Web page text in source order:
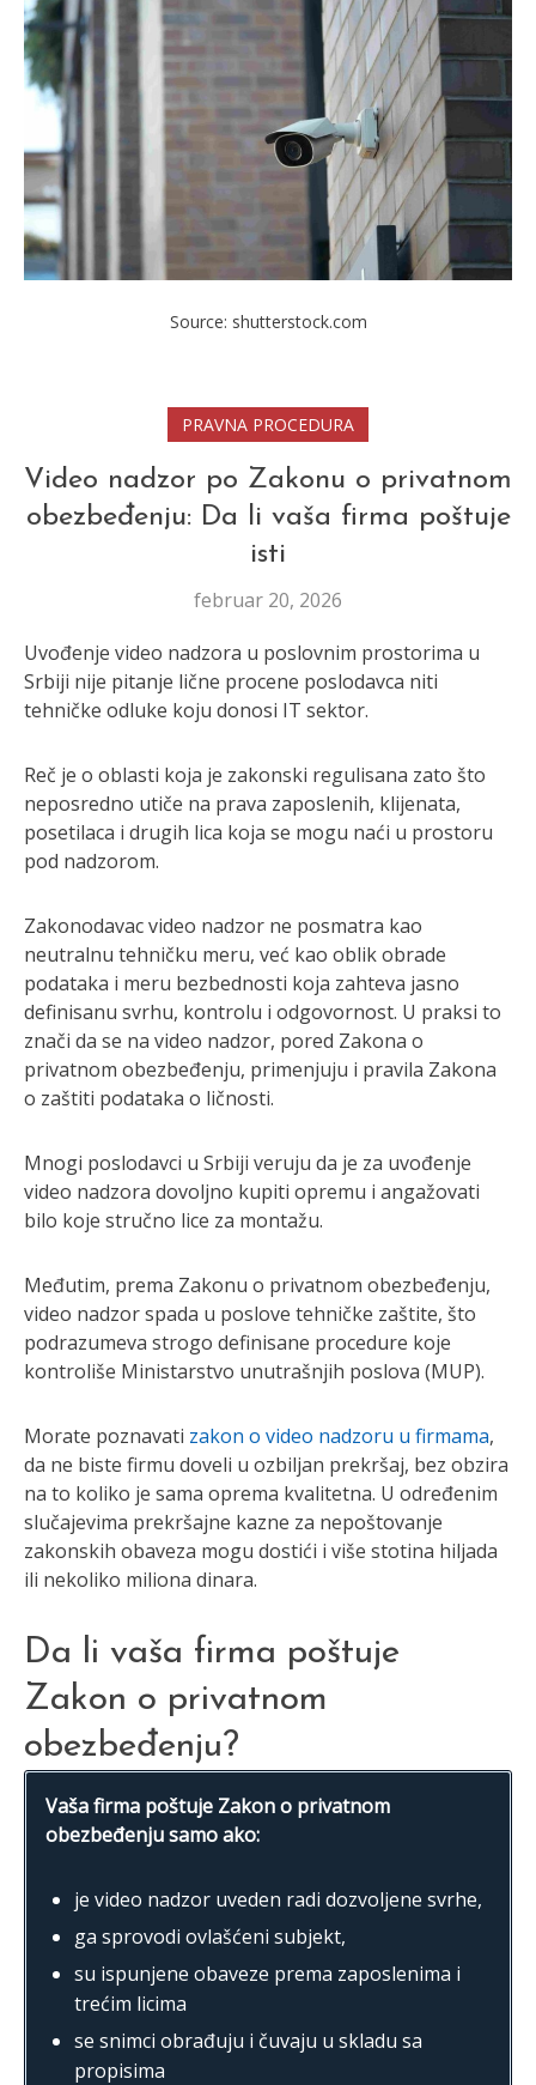
Source: shutterstock.com
PRAVNA PROCEDURA
Video nadzor po Zakonu o privatnom
obezbeđenju: Da li vaša firma poštuje
isti
februar 20, 2026
Uvođenje video nadzora u poslovnim prostorima u
Srbiji nije pitanje lične procene poslodavca niti
tehničke odluke koju donosi IT sektor.
Reč je o oblasti koja je zakonski regulisana zato što
neposredno utiče na prava zaposlenih, klijenata,
posetilaca i drugih lica koja se mogu naći u prostoru
pod nadzorom.
Zakonodavac video nadzor ne posmatra kao
neutralnu tehničku meru, već kao oblik obrade
podataka i meru bezbednosti koja zahteva jasno
definisanu svrhu, kontrolu i odgovornost. U praksi to
znači da se na video nadzor, pored Zakona o
privatnom obezbeđenju, primenjuju i pravila Zakona
o zaštiti podataka o ličnosti.
Mnogi poslodavci u Srbiji veruju da je za uvođenje
video nadzora dovoljno kupiti opremu i angažovati
bilo koje stručno lice za montažu.
Međutim, prema Zakonu o privatnom obezbeđenju,
video nadzor spada u poslove tehničke zaštite, što
podrazumeva strogo definisane procedure koje
kontroliše Ministarstvo unutrašnjih poslova (MUP).
Morate poznavati zakon o video nadzoru u firmama,
da ne biste firmu doveli u ozbiljan prekršaj, bez obzira
na to koliko je sama oprema kvalitetna. U određenim
slučajevima prekršajne kazne za nepoštovanje
zakonskih obaveza mogu dostići i više stotina hiljada
ili nekoliko miliona dinara.
Da li vaša firma poštuje
Zakon o privatnom
obezbeđenju?
Vaša firma poštuje Zakon o privatnom
obezbeđenju samo ako:
je video nadzor uveden radi dozvoljene svrhe,
ga sprovodi ovlašćeni subjekt,
su ispunjene obaveze prema zaposlenima i
trećim licima
se snimci obrađuju i čuvaju u skladu sa
propisima